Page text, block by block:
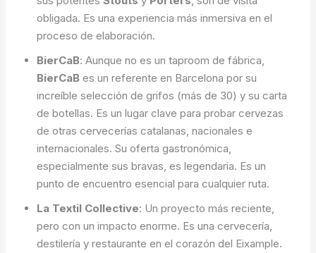
obligada. Es una experiencia más inmersiva en el
proceso de elaboración.
BierCaB: Aunque no es un taproom de fábrica,
BierCaB es un referente en Barcelona por su
increíble selección de grifos (más de 30) y su carta
de botellas. Es un lugar clave para probar cervezas
de otras cervecerías catalanas, nacionales e
internacionales. Su oferta gastronómica,
especialmente sus bravas, es legendaria. Es un
punto de encuentro esencial para cualquier ruta.
La Textil Collective: Un proyecto más reciente,
pero con un impacto enorme. Es una cervecería,
destilería y restaurante en el corazón del Eixample.